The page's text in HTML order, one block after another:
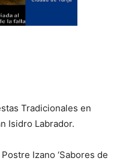
Tradicionales en
Isidro Labrador.
Izano ‘Sabores de